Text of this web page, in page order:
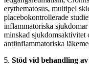
erythematosus, multipel
placebokontrollerade
inflammatoriska
minskad sjukdomsaktivitet
antiinflammatoriska
5. Stöd vid behandling